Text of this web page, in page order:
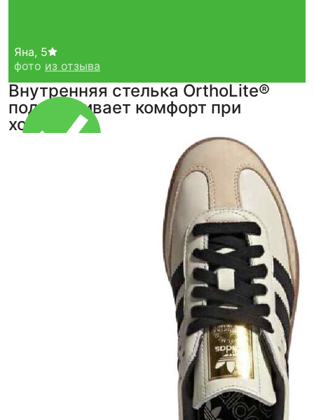
Товар сертифицирован и опломбирован.
Если придёт подделка — вернём деньги
Яна, 5
фото из отзыва
Внутренняя стелька OrthoLite®
поддерживает комфорт при
ходьбе.